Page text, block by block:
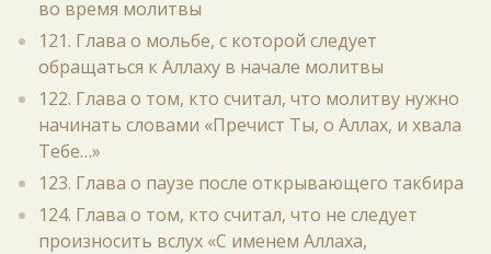
во время молитвы
121. Глава о мольбе, с которой следует
обращаться к Аллаху в начале молитвы
122. Глава о том, кто считал, что молитву нужно
начинать словами «Пречист Ты, о Аллах, и хвала
Тебе…»
123. Глава о паузе после открывающего такбира
124. Глава о том, кто считал, что не следует
произносить вслух «С именем Аллаха,